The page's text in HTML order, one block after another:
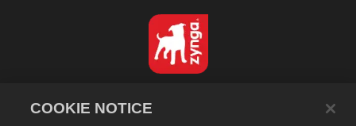
Datenschutzrichtlinien
COOKIE NOTICE